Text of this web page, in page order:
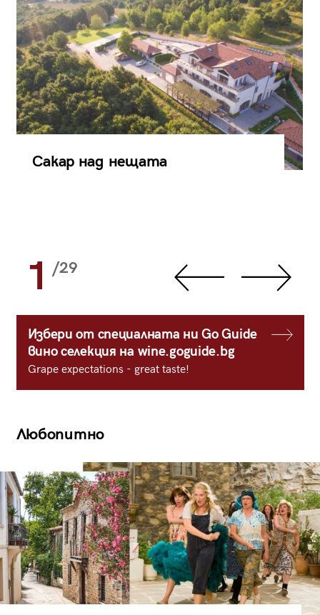
Сакар над нещата
1 /29
Избери от специалната ни Go Guide
вино селекция на wine.goguide.bg
Grape expectations - great taste!
Любопитно